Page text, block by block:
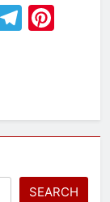
SEARCH